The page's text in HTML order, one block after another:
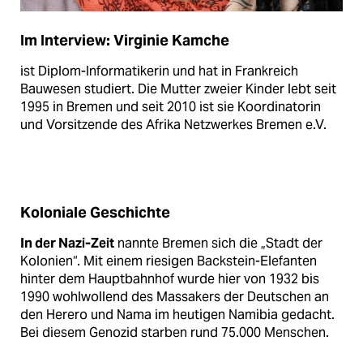
Im Interview: Virginie Kamche
ist Diplom-Informatikerin und hat in Frankreich
Bauwesen studiert. Die Mutter zweier Kinder lebt seit
1995 in Bremen und seit 2010 ist sie Koordinatorin
und Vorsitzende des Afrika Netzwerkes Bremen e.V.
Koloniale Geschichte
In der Nazi-Zeit nannte Bremen sich die „Stadt der
Kolonien“. Mit einem riesigen Backstein-Elefanten
hinter dem Hauptbahnhof wurde hier von 1932 bis
1990 wohlwollend des Massakers der Deutschen an
den Herero und Nama im heutigen Namibia gedacht.
Bei diesem Genozid starben rund 75.000 Menschen.